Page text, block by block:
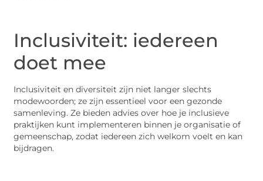
Inclusiviteit: iedereen
doet mee
Inclusiviteit en diversiteit zijn niet langer slechts
modewoorden; ze zijn essentieel voor een gezonde
samenleving. Ze bieden advies over hoe je inclusieve
praktijken kunt implementeren binnen je organisatie of
gemeenschap, zodat iedereen zich welkom voelt en kan
bijdragen.